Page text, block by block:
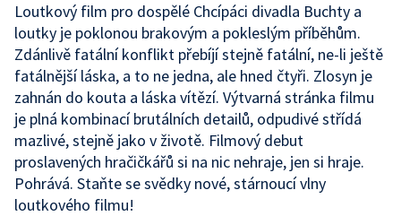
Loutkový film pro dospělé Chcípáci divadla Buchty a
loutky je poklonou brakovým a pokleslým příběhům.
Zdánlivě fatální konflikt přebíjí stejně fatální, ne-li ještě
fatálnější láska, a to ne jedna, ale hned čtyři. Zlosyn je
zahnán do kouta a láska vítězí. Výtvarná stránka filmu
je plná kombinací brutálních detailů, odpudivé střídá
mazlivé, stejně jako v životě. Filmový debut
proslavených hračičkářů si na nic nehraje, jen si hraje.
Pohrává. Staňte se svědky nové, stárnoucí vlny
loutkového filmu!